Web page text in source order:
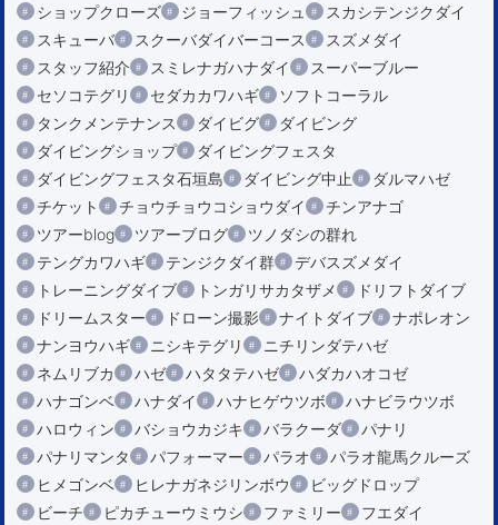
ショップクローズ
ジョーフィッシュ
スカシテンジクダイ
スキューバ
スクーバダイバーコース
スズメダイ
スタッフ紹介
スミレナガハナダイ
スーパーブルー
セソコテグリ
セダカカワハギ
ソフトコーラル
タンクメンテナンス
ダイビグ
ダイビング
ダイビングショップ
ダイビングフェスタ
ダイビングフェスタ石垣島
ダイビング中止
ダルマハゼ
チケット
チョウチョウコショウダイ
チンアナゴ
ツアーblog
ツアーブログ
ツノダシの群れ
テングカワハギ
テンジクダイ群
デバスズメダイ
トレーニングダイブ
トンガリサカタザメ
ドリフトダイブ
ドリームスター
ドローン撮影 ナイトダイブ
ナポレオン
ナンヨウハギ
ニシキテグリ
ニチリンダテハゼ
ネムリブカ
ハゼ ハタタテハゼ
ハダカハオコゼ
ハナゴンベ
ハナダイ ハナヒゲウツボ
ハナビラウツボ
ハロウィン
バショウカジキ バラクーダ
パナリ
パナリマンタ
パフォーマー パラオ
パラオ龍馬クルーズ
ヒメゴンベ
ヒレナガネジリンボウ
ビッグドロップ
ビーチ
ピカチューウミウシ ファミリー
フエダイ